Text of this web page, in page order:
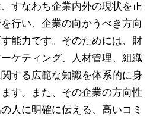
すなわち企業内外の現状を正
行い、企業の向かうべき方向
能力です。そのためには、財
ケティング、人材管理、組織
する広範な知識を体系的に身
す。また、その企業の方向性
人に明確に伝える、高いコミ